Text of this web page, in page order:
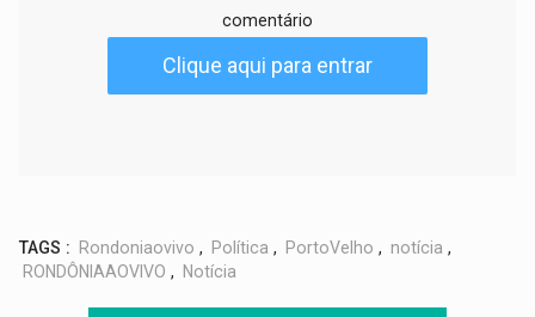
comentário
Clique aqui para entrar
TAGS : Rondoniaovivo , Política , PortoVelho , notícia ,
RONDÔNIAAOVIVO , Notícia